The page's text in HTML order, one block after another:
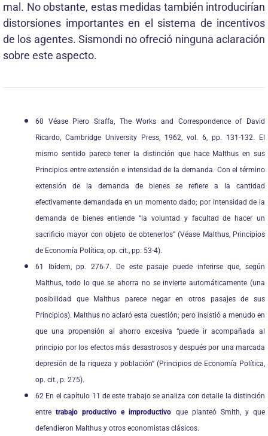
mal. No obstante, estas medidas también introducirían
distorsiones importantes en el sistema de incentivos
de los agentes. Sismondi no ofreció ninguna aclaración
sobre este aspecto.
60 Véase Piero Sraffa, The Works and Correspondence of David
Ricardo, Cambridge University Press, 1962, vol. 6, pp. 131-132. El
mismo sentido parece tener la distinción que hace Malthus en sus
Principios entre extensión e intensidad de la demanda. Con el término
extensión de la demanda de bienes se refiere a la cantidad
efectivamente demandada en un momento dado; por intensidad de la
demanda de bienes entiende “la voluntad y facultad de hacer un
sacrificio mayor con objeto de obtenerlos” (Véase Malthus, Principios
de Economía Política, op. cit., pp. 53-4).
61 Ibídem, pp. 276-7. De este pasaje puede inferirse que, según
Malthus, todo lo que se ahorra no se invierte automáticamente (una
posibilidad que Malthus parece negar en otros pasajes de sus
Principios). Malthus no aclaró esta cuestión; pero insistió a menudo en
que una propensión al ahorro excesiva “puede ir acompañada al
principio por los efectos más desastrosos y después por una marcada
depresión de la riqueza y población” (Principios de Economía Política,
op. cit., p. 275).
62 En el capítulo 11 de este trabajo se analiza con detalle la distinción
entretrabajo productivo e improductivo que planteó Smith, y que
defendieron Malthus y otros economistas clásicos.